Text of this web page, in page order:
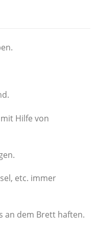
Hilfe von
etc. immer
an dem Brett haften.